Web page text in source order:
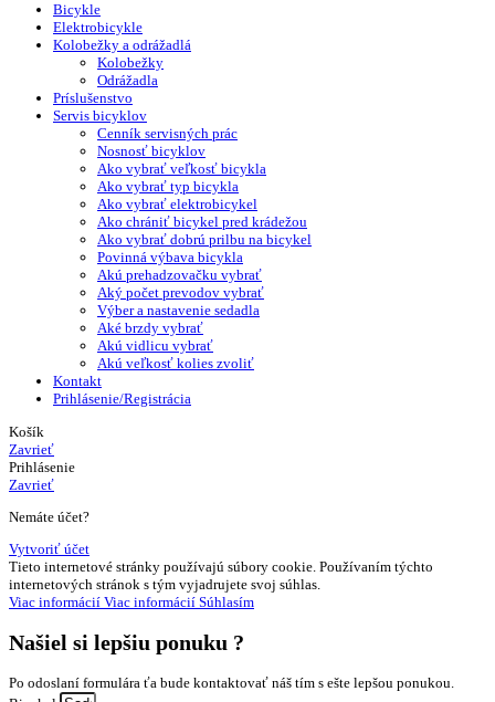
Bicykle
Elektrobicykle
Kolobežky a odrážadlá
Kolobežky
Odrážadla
Príslušenstvo
Servis bicyklov
Cenník servisných prác
Nosnosť bicyklov
Ako vybrať veľkosť bicykla
Ako vybrať typ bicykla
Ako vybrať elektrobicykel
Ako chrániť bicykel pred krádežou
Ako vybrať dobrú prilbu na bicykel
Povinná výbava bicykla
Akú prehadzovačku vybrať
Aký počet prevodov vybrať
Výber a nastavenie sedadla
Aké brzdy vybrať
Akú vidlicu vybrať
Akú veľkosť kolies zvoliť
Kontakt
Prihlásenie/Registrácia
Košík
Zavrieť
Prihlásenie
Zavrieť
Nemáte účet?
Vytvoriť účet
Tieto internetové stránky používajú súbory cookie. Používaním týchto
internetových stránok s tým vyjadrujete svoj súhlas.
Viac informácií Viac informácií Súhlasím
Našiel si lepšiu ponuku ?
Po odoslaní formulára ťa bude kontaktovať náš tím s ešte lepšou ponukou.